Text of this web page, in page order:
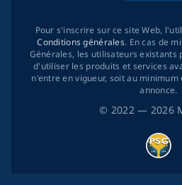
© 2022— 2026
Pour s'inscrire sur ce site Web,
Conditions générales. En cas de
Générales, les utilisateurs existants
d'utiliser les produits et services
n'entre en vigueur, soit au
annonce.